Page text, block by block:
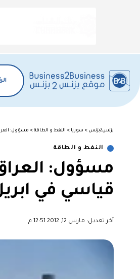
بزنس2بزنس > سوريا > النفط و الطاقة > مسؤول:
النفط و الطاقة
مسؤول:
قياسي في
آخر تعديل: مارس 12, 2012 12:51 م